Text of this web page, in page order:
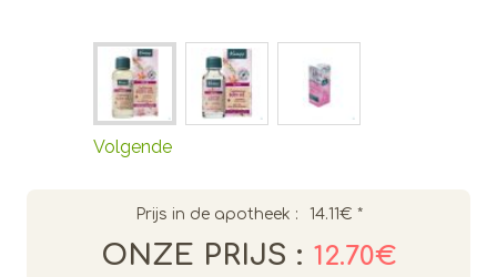
Volgende
Prijs in de apotheek : 14.11€ *
ONZE PRIJS : 12.70€